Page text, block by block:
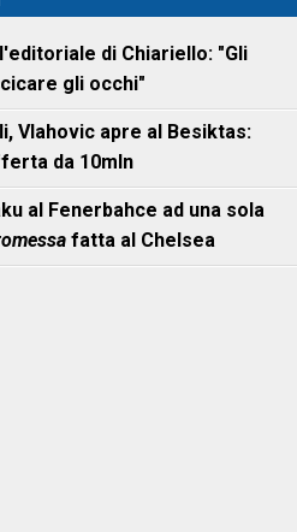
di Chiariello: "Gli
gli occhi"
Vlahovic apre al Besiktas:
da 10mln
al Fenerbahce ad una sola
fatta al Chelsea